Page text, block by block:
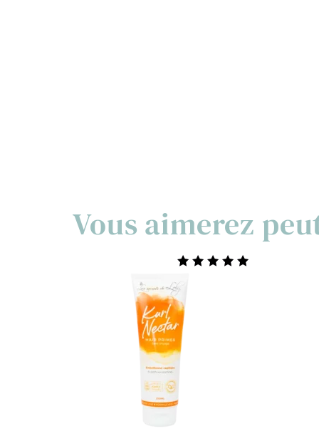
Vous aimerez
5.00
sur 5